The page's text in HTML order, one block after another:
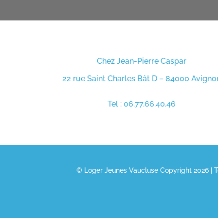
Chez Jean-Pierre Caspar
22 rue Saint Charles Bât D – 84000
Tel : 06.77.66.40.46
© Loger Jeunes Vaucluse Copyright 2026 |